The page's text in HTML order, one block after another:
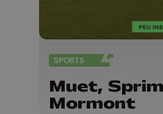
SPORTS
Muet,
Mormont